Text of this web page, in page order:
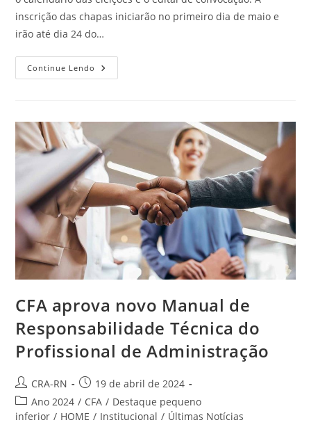
inscrição das chapas iniciarão no primeiro dia de maio e
irão até dia 24 do…
Continue Lendo CFA
Lança
Eleições
2024
Do
Sistema
CFA/CRAs
CFA aprova novo Manual de
Responsabilidade Técnica do
Profissional de Administração
Autor
do
post:
CRA-RN
Post
publicado:
19 de abril de 2024
Categoria
do
Ano 2024 / CFA / Destaque pequeno
inferior / HOME / Institucional / Últimas Notícias